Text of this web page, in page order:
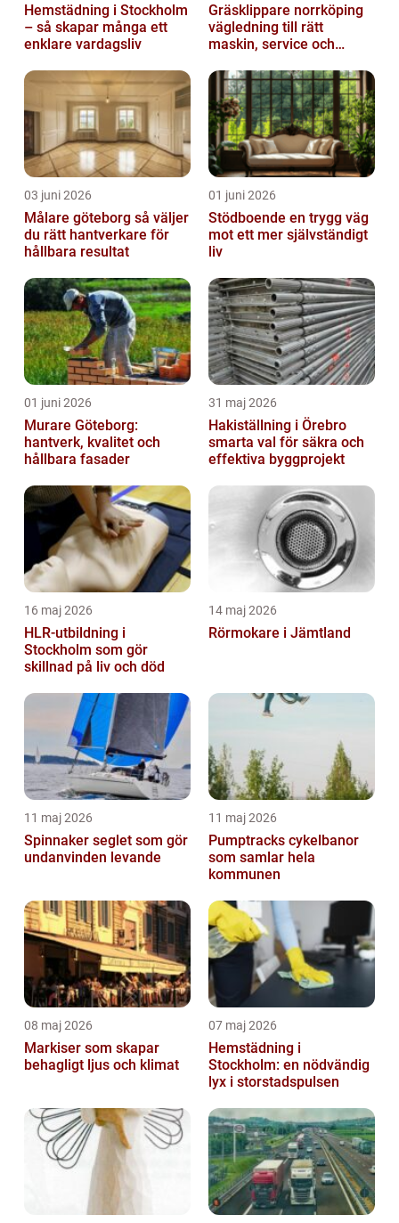
Hemstädning i Stockholm
– så skapar många ett
enklare vardagsliv
Gräsklippare norrköping
vägledning till rätt
maskin, service och
03 juni 2026
Målare göteborg så väljer
du rätt hantverkare för
hållbara resultat
01 juni 2026
Stödboende en trygg väg
mot ett mer självständigt
liv
01 juni 2026
Murare Göteborg:
hantverk, kvalitet och
hållbara fasader
31 maj 2026
Hakiställning i Örebro
smarta val för säkra och
effektiva byggprojekt
16 maj 2026
HLR-utbildning i
Stockholm som gör
skillnad på liv och död
14 maj 2026
Rörmokare i Jämtland
11 maj 2026
Spinnaker seglet som gör
undanvinden levande
11 maj 2026
Pumptracks cykelbanor
som samlar hela
kommunen
08 maj 2026
Markiser som skapar
behagligt ljus och klimat
07 maj 2026
Hemstädning i
Stockholm: en nödvändig
lyx i storstadspulsen